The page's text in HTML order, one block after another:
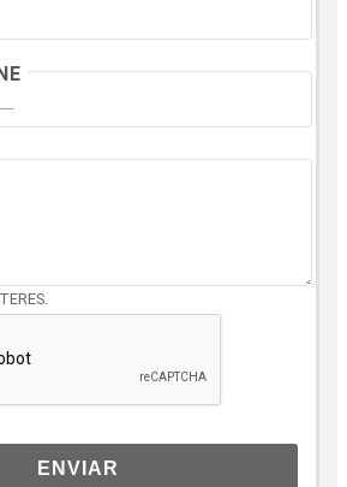
ENVIAR